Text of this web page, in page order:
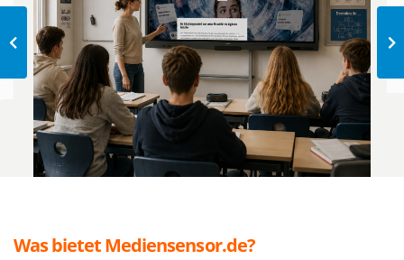
Was bietet Mediensensor.de?